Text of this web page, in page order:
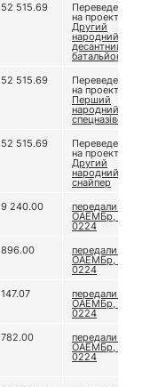
52 515.69 Переведено
на проект
Другий
народний
десантний
батальйон
52 515.69 Переведено
на проект
Перший
народний
спецназівець
52 515.69 Переведено
на проект
Другий
народний
снайпер
9 240.00 передали 79
ОАЕМБр, в/ч А
0224
896.00 передали 79
ОАЕМБр, в/ч А
0224
147.07 передали 79
ОАЕМБр, в/ч А
0224
782.00 передали 79
ОАЕМБр, в/ч А
0224